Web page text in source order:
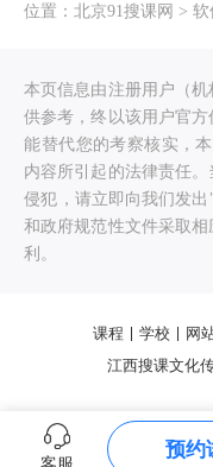
位置：北京91搜课网 >软
本页信息由注册用户（
供参考，终以该用户官
能替代您的考察核实，
内容所引起的法律责任
侵犯，请立即向我们发
和政府规范性文件采取
利。
课程 学校 网
江西搜课文化
预约